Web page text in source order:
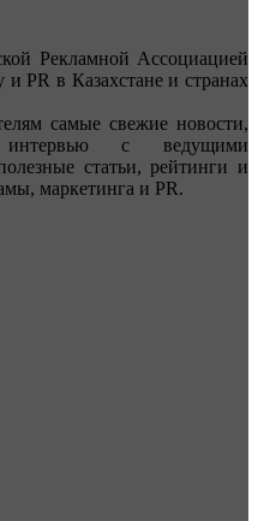
Рекламной Ассоциацией
PR в Казахстане и странах
самые свежие новости,
интервью с ведущими
статьи, рейтинги и
маркетинга и PR.